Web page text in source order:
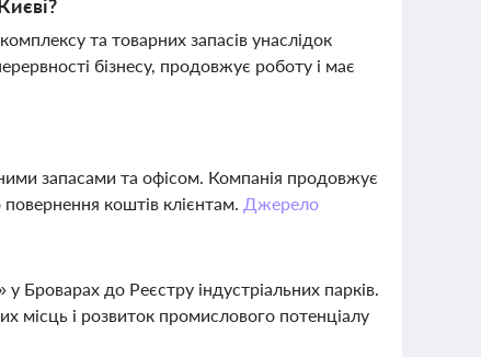
та товарних запасів унаслідок
бізнесу, продовжує роботу і має
запасами та офісом. Компанія продовжує
коштів клієнтам. Джерело
Броварах до Реєстру індустріальних парків.
місць і розвиток промислового потенціалу